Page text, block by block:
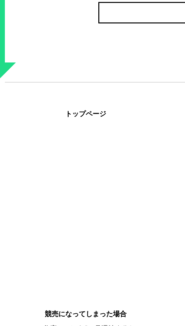
トップページ
競売になってしまった場合